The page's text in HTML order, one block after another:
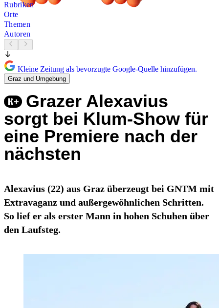
Rubriken
Orte
Themen
Autoren
Kleine Zeitung als bevorzugte Google-Quelle hinzufügen.
Graz und Umgebung
Grazer Alexavius
sorgt bei Klum-Show für
eine Premiere nach der
nächsten
Alexavius (22) aus Graz überzeugt bei GNTM mit
Extravaganz und außergewöhnlichen Schritten.
So lief er als erster Mann in hohen Schuhen über
den Laufsteg.